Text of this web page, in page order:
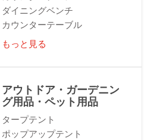
ダイニングベンチ
カウンターテーブル
もっと見る
アウトドア・ガーデニン
グ用品・ペット用品
タープテント
ポップアップテント